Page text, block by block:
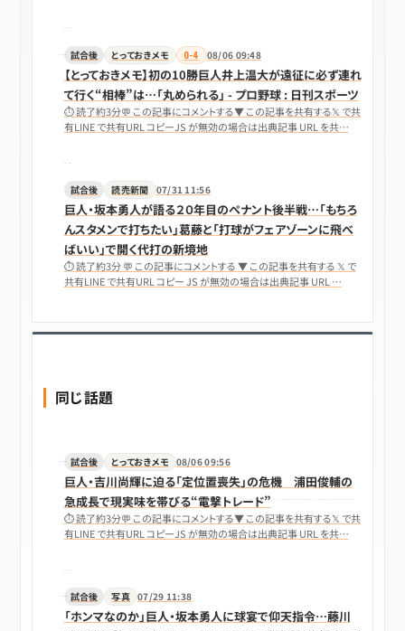
試合後 とっておきメモ 0-4 08/06 09:48
【とっておきメモ】初の10勝巨人井上温大が遠征に必ず連れ
て行く“相棒”は…「丸められる」 - プロ野球 : 日刊スポーツ
⏱ 読了約3分💬 この記事にコメントする▼ この記事を共有する𝕏 で共
有LINE で共有URL コピーJS が無効の場合は出典記事 URL を共…
試合後 読売新聞 07/31 11:56
巨人・坂本勇人が語る２０年目のペナント後半戦…「もちろ
んスタメンで打ちたい」葛藤と「打球がフェアゾーンに飛べ
ばいい」で開く代打の新境地
⏱ 読了約3分 💬 この記事にコメントする ▼ この記事を共有する 𝕏 で
共有LINE で共有URL コピー JS が無効の場合は出典記事 URL …
同じ話題
試合後 とっておきメモ 08/06 09:56
巨人・吉川尚輝に迫る「定位置喪失」の危機 浦田俊輔の
急成長で現実味を帯びる“電撃トレード”
⏱ 読了約3分💬 この記事にコメントする▼ この記事を共有する𝕏 で共
有LINE で共有URL コピーJS が無効の場合は出典記事 URL を共…
試合後 写真 07/29 11:38
「ホンマなのか」巨人・坂本勇人に球宴で仰天指令…藤川